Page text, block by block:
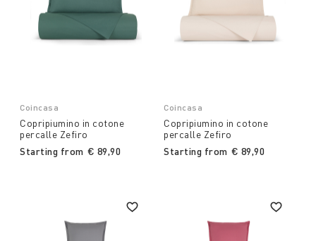
Coincasa
Copripiumino in cotone
percalle Zefiro
Starting from € 89,90
Coincasa
Copripiumino in cotone
percalle Zefiro
Starting from € 89,90